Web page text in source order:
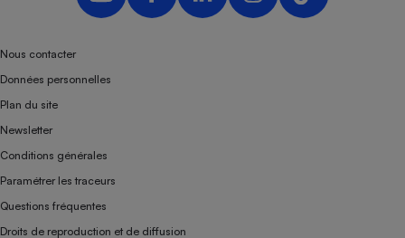
Nous contacter
Données personnelles
Plan du site
Newsletter
Conditions générales
Paramétrer les traceurs
Questions fréquentes
Droits de reproduction et de diffusion